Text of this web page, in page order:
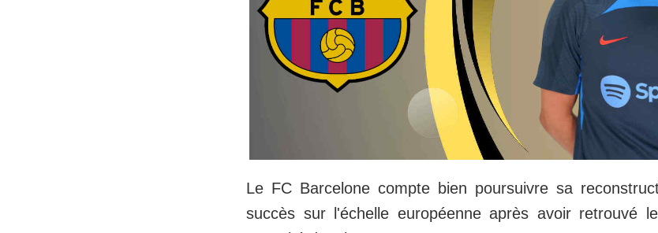
Le FC Barcelone compte bien poursuivre sa
succès sur l'échelle européenne après avoir retrouvé